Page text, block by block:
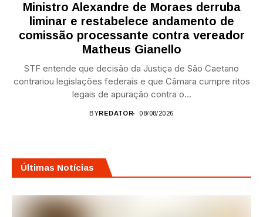
Ministro Alexandre de Moraes derruba
liminar e restabelece andamento de
comissão processante contra vereador
Matheus Gianello
STF entende que decisão da Justiça de São Caetano
contrariou legislações federais e que Câmara cumpre ritos
legais de apuração contra o...
BYREDATOR 08/08/2026
Últimas Notícias